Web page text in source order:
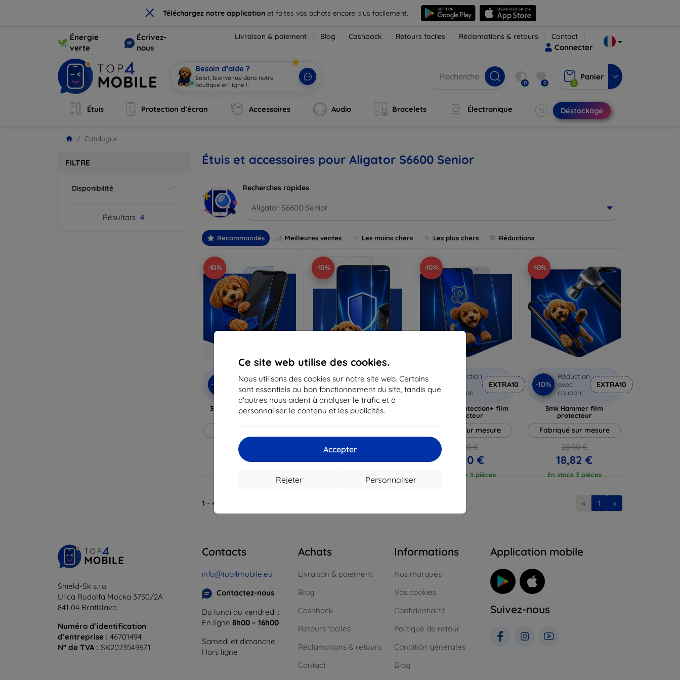
× Téléchargez notre application et faites vos achats encore plus facilement.
Ce site web utilise des cookies.
Nous utilisons des cookies sur notre site web. Certains
sont essentiels au bon fonctionnement du site, tandis que
d'autres nous aident à analyser le trafic et à
personnaliser le contenu et les publicités.
Accepter
Personnaliser
Rejeter
Énergie
verte
Écrivez-
nous
Livraison & paiement Blog Cashback Retours faciles Réclamations & retours Contact
Connecter
Besoin d’aide ?
Salut, bienvenue dans notre
boutique en ligne !
0 0 0
Panier
Étuis Protection d’écran Accessoires Audio Bracelets Électronique Déstockage
Catalogue
FILTRE
Disponibilité
Résultats 4
Étuis et accessoires pour Aligator S6600 Senior
Recherches rapides
Aligator S6600 Senior
Recommandés Meilleures ventes Les moins chers Les plus chers Réductions
-10%
-10%
Réduction
avec
coupon
EXTRA10
3mk Anti-Shock verre de
protection
17,90 €
16,12 €
-10%
-10%
Réduction
avec
coupon
EXTRA10
3mk Pure Matt Verre de
protection
13,90 €
12,50 €
-10%
-10%
Réduction
coupon
EXTRA10
3mk Silverprotection+ film
protecteur
Fabriqué sur mesure
19,90 €
17,90 €
En stock > 5 pièces
-10%
-10%
Réduction
avec
coupon
EXTRA10
3mk Hammer film
protecteur
Fabriqué sur mesure
20,90 €
18,82 €
En stock 3 pièces
1 - 4 « 1 »
Shield-Sk s.r.o.
Ulica Rudolfa Mocka 3750/2A
841 04 Bratislava
Numéro d’identification
d’entreprise : 46701494
N° de TVA : SK2023549671
Contacts
info@top4mobile.eu
Contactez-nous
Du lundi au vendredi :
En ligne 8h00 – 16h00
Samedi et dimanche :
Hors ligne
Achats
Livraison & paiement
Blog
Cashback
Retours faciles
Réclamations & retours
Contact
Informations
Nos marques
Vos cookies
Confidentialité
Politique de retour
Conditión générales
Blog
Application mobile
Suivez-nous